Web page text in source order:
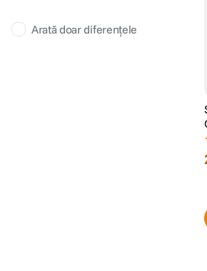
Arată doar diferențele